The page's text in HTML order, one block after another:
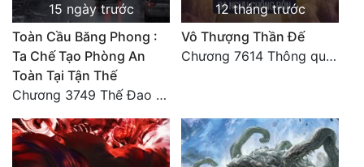
15 ngày trước
Toàn Cầu Băng Phong :
Ta Chế Tạo Phòng An
Toàn Tại Tận Thế
Chương 3749 Thế Đao xuất kích
12 tháng trước
Vô Thượng Thần Đế
Chương 7614 Thông quan ban thưởng, Ngục Hải Yên Thần Quang